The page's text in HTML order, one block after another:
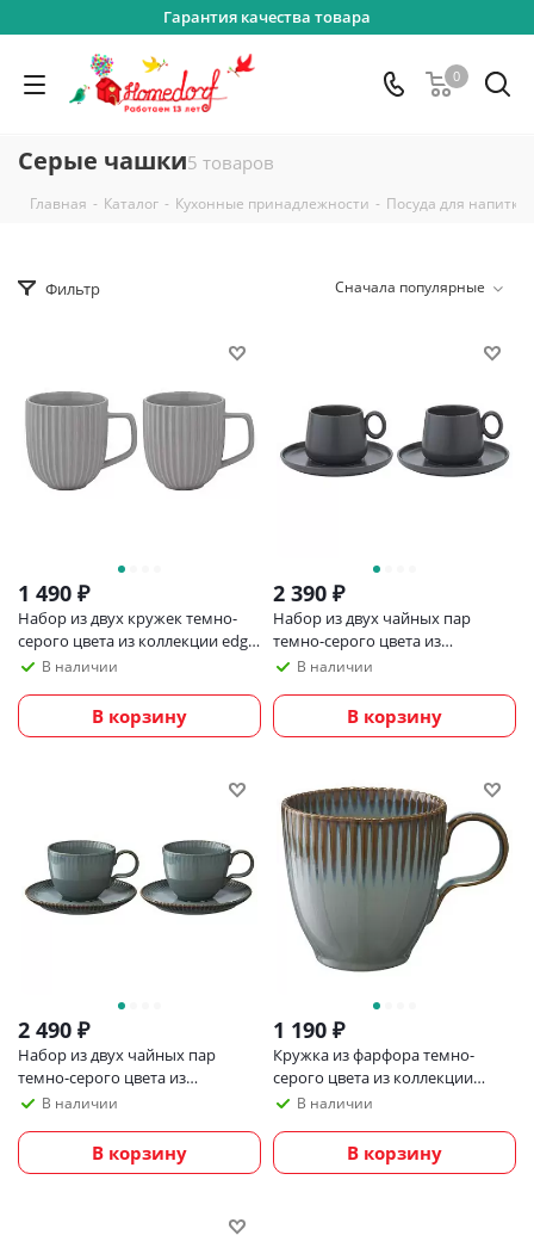
Гарантия качества товара
0
Серые чашки5 товаров
Главная - Каталог - Кухонные принадлежности - Посуда для напитков
Фильтр Сначала популярные
1 490 ₽
Набор из двух кружек темно-
серого цвета из коллекции edge,
400 млВ наличии
В корзину
2 390 ₽
Набор из двух чайных пар
темно-серого цвета из
коллекции essential, 250 мл
В наличии
В корзину
2 490 ₽
Набор из двух чайных пар
темно-серого цвета из
коллекции kitchen spirit, 275мл
В наличии
В корзину
1 190 ₽
Кружка из фарфора темно-
серого цвета из коллекции
kitchen spirit, 350мл
В наличии
В корзину